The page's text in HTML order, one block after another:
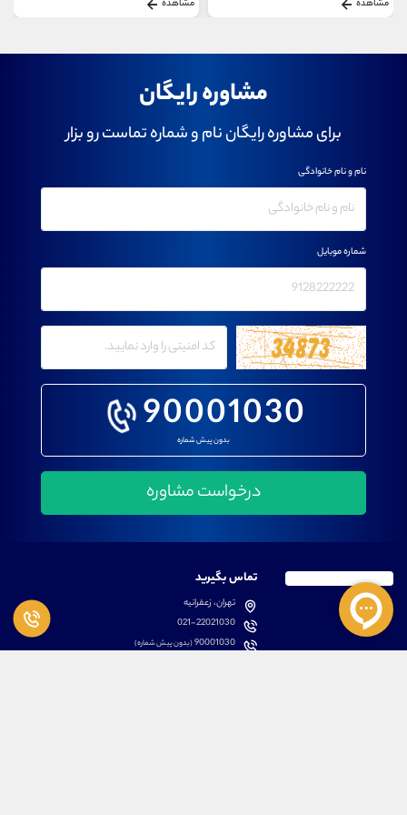
مشاوره رایگان
برای مشاوره رایگان نام و شماره تماست رو بزار
90001030
بدون پیش شماره
نام و نام خانوادگی
شماره موبایل
تماس بگیرید
تهران، زعفرانیه
021-22021030
90001030(بدون پیش شماره)